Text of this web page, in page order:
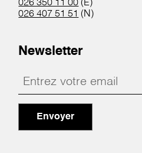
026 350 11 00 (E)
026 407 51 51 (N)
Newsletter
Envoyer